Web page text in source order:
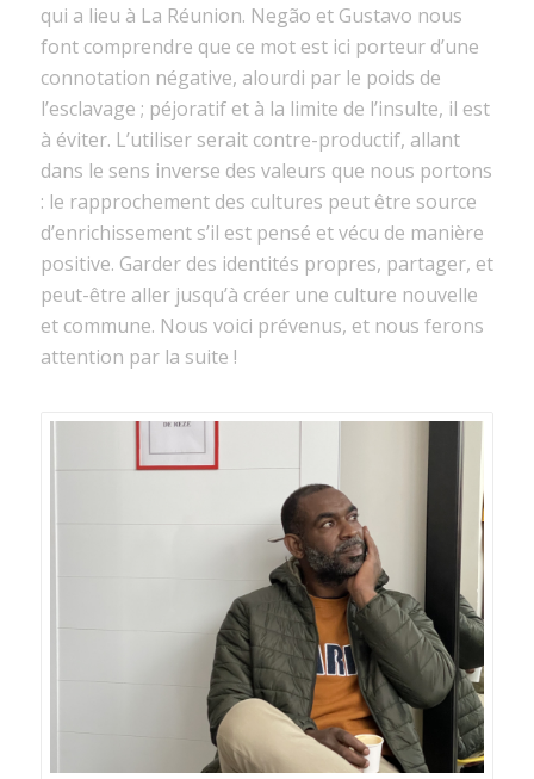
qui a lieu à La Réunion. Negão et Gustavo nous
font comprendre que ce mot est ici porteur d’une
connotation négative, alourdi par le poids de
l’esclavage ; péjoratif et à la limite de l’insulte, il est
à éviter. L’utiliser serait contre-productif, allant
dans le sens inverse des valeurs que nous portons
: le rapprochement des cultures peut être source
d’enrichissement s’il est pensé et vécu de manière
positive. Garder des identités propres, partager, et
peut-être aller jusqu’à créer une culture nouvelle
et commune. Nous voici prévenus, et nous ferons
attention par la suite !